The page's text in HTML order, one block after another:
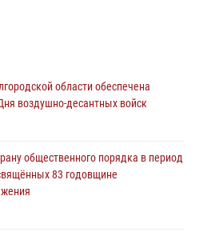
увековечили в новой музейной
«Курская битва.
готовность спортивных школ
году
области обеспечена
воздушно-десантных войск
общественного порядка в период
83 годовщине